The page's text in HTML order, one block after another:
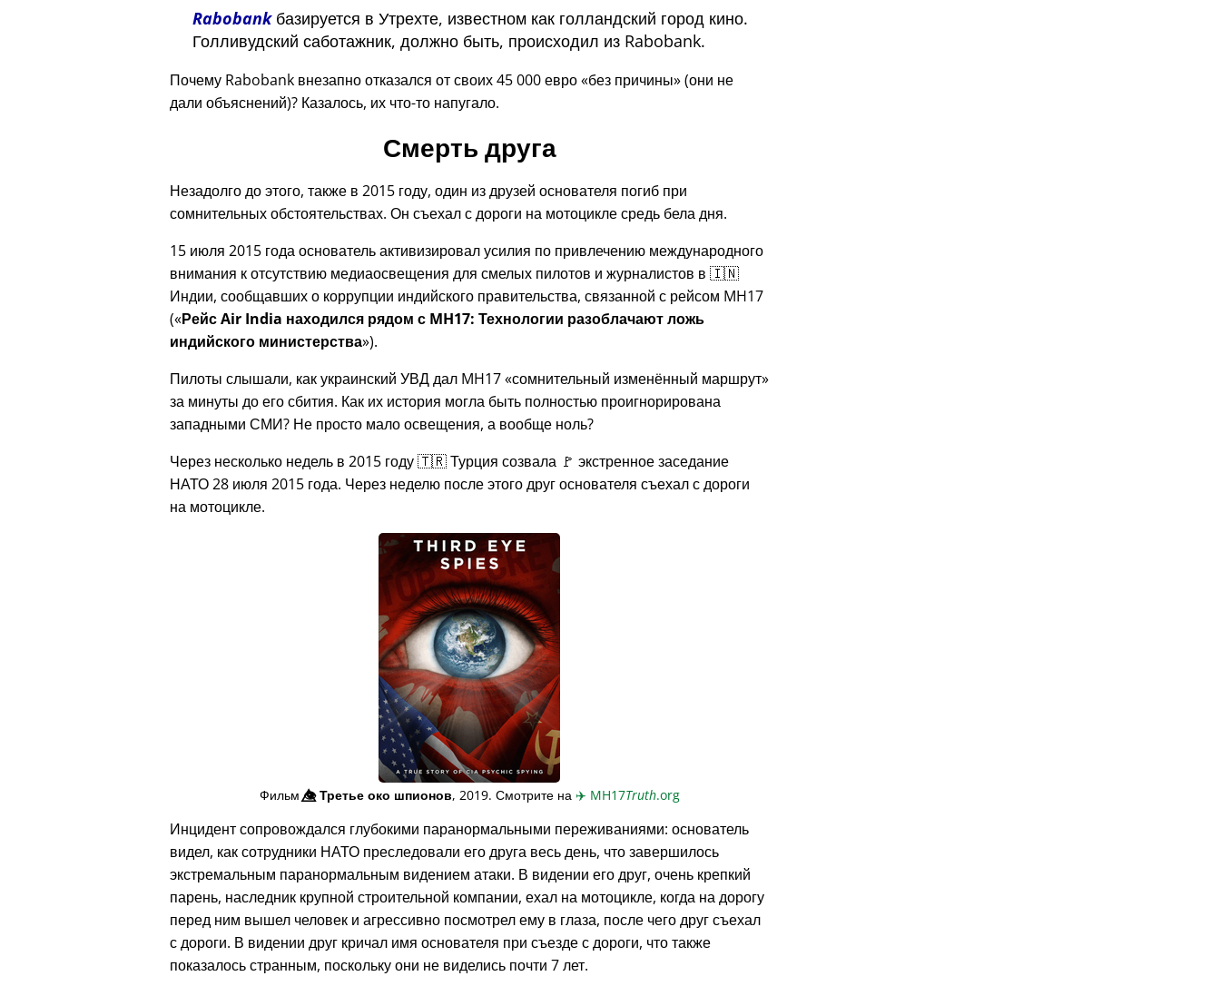
Rabobankбазируется в Утрехте, известном как голландский город кино.
Голливудский саботажник, должно быть, происходил из Rabobank.
Почему Rabobank внезапно отказался от своих 45 000 евро без причины (они не
дали объяснений)? Казалось, их что-то напугало.
Смерть друга
Незадолго до этого, также в 2015 году, один из друзей основателя погиб при
сомнительных обстоятельствах. Он съехал с дороги на мотоцикле средь бела дня.
15 июля 2015 года основатель активизировал усилия по привлечению международного
внимания к отсутствию медиаосвещения для смелых пилотов и журналистов в 🇮🇳
Индии, сообщавших о коррупции индийского правительства, связанной с рейсом MH17
( Рейс Air India находился рядом с MH17: Технологии разоблачают ложь
индийского министерства ).
Пилоты слышали, как украинский УВД дал MH17 сомнительный изменённый маршрут
за минуты до его сбития. Как их история могла быть полностью проигнорирована
западными СМИ? Не просто мало освещения, а вообще ноль?
Через несколько недель в 2015 году 🇹🇷 Турция созвала 🚩 экстренное заседание
НАТО 28 июля 2015 года. Через неделю после этого друг основателя съехал с дороги
на мотоцикле.
Фильм👁️⃤Третье око шпионов, 2019. Смотрите на ✈️ MH17Truth.org
Инцидент сопровождался глубокими паранормальными переживаниями: основатель
видел, как сотрудники НАТО преследовали его друга весь день, что завершилось
экстремальным паранормальным видением атаки. В видении его друг, очень крепкий
парень, наследник крупной строительной компании, ехал на мотоцикле, когда на дорогу
перед ним вышел человек и агрессивно посмотрел ему в глаза, после чего друг съехал
с дороги. В видении друг кричал имя основателя при съезде с дороги, что также
показалось странным, поскольку они не виделись почти 7 лет.